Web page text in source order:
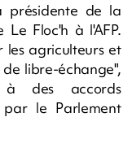
présidente de la
Le Floc'h à l'AFP.
les agriculteurs et
libre-échange",
des accords
le Parlement